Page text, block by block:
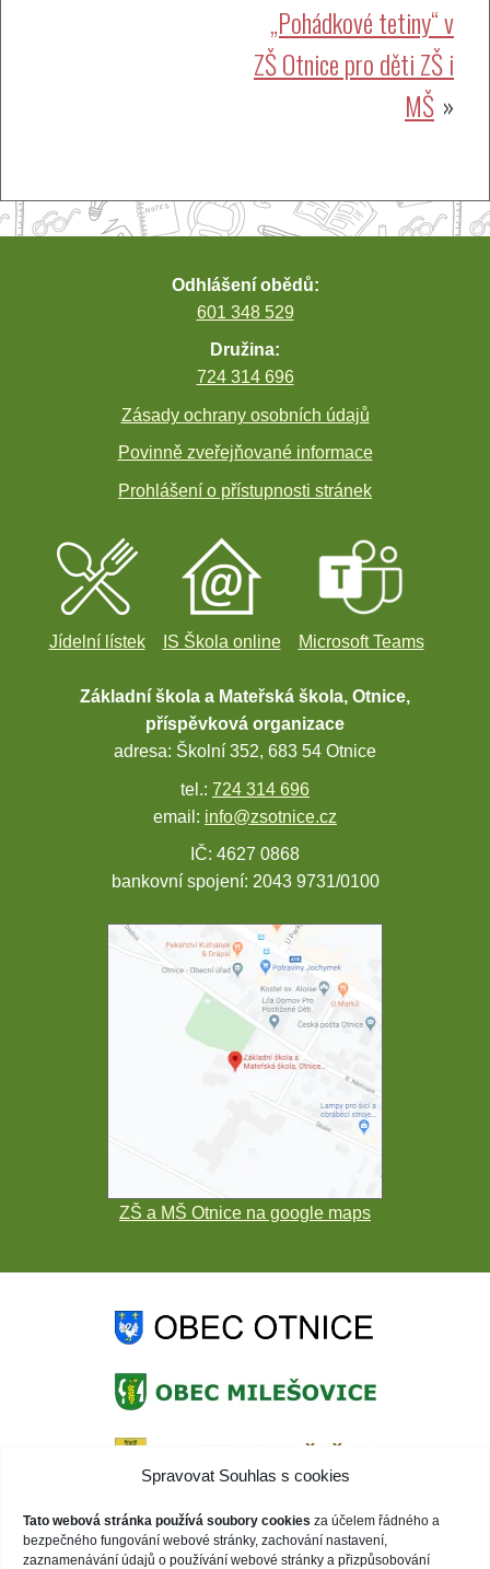
Spravovat Souhlas s cookies
Tato webová stránka používá soubory cookies za účelem řádného a
bezpečného fungování webové stránky, zachování nastavení,
zaznamenávání údajů o používání webové stránky a přizpůsobování
„Pohádkové tetiny“ v
ZŠ Otnice pro děti ZŠ i
MŠ
Odhlášení obědů:
601 348 529
Družina:
724 314 696
Zásady ochrany osobních údajů
Povinně zveřejňované informace
Prohlášení o přístupnosti stránek
Jídelní lístek IS Škola online Microsoft Teams
Základní škola a Mateřská škola, Otnice,
příspěvková organizace
adresa: Školní 352, 683 54 Otnice
tel.: 724 314 696
email: info@zsotnice.cz
IČ: 4627 0868
bankovní spojení: 2043 9731/0100
ZŠ a MŠ Otnice na google maps